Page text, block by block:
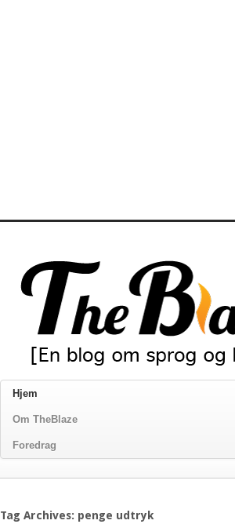
Hjem
Om TheBlaze
Foredrag
Tag Archives: penge udtryk